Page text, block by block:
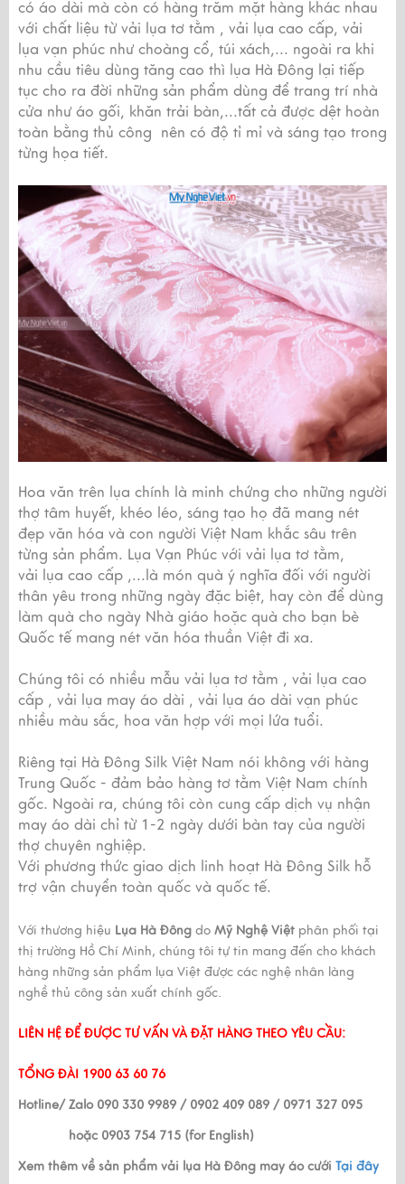
có áo dài mà còn có hàng trăm mặt hàng khác nhau
với chất liệu từ vải lụa tơ tằm , vải lụa cao cấp, vải
lụa vạn phúc như choàng cổ, túi xách,... ngoài ra khi
nhu cầu tiêu dùng tăng cao thì lụa Hà Đông lại tiếp
tục cho ra đời những sản phẩm dùng để trang trí nhà
cửa như áo gối, khăn trải bàn,...tất cả được dệt hoàn
toàn bằng thủ công nên có độ tỉ mỉ và sáng tạo trong
từng họa tiết.
Hoa văn trên lụa chính là minh chứng cho những người
thợ tâm huyết, khéo léo, sáng tạo họ đã mang nét
đẹp văn hóa và con người Việt Nam khắc sâu trên
từng sản phẩm. Lụa Vạn Phúc với vải lụa tơ tằm,
vải lụa cao cấp ,...là món quà ý nghĩa đối với người
thân yêu trong những ngày đặc biệt, hay còn để dùng
làm quà cho ngày Nhà giáo hoặc quà cho bạn bè
Quốc tế mang nét văn hóa thuần Việt đi xa.
Chúng tôi có nhiều mẫu vải lụa tơ tằm , vải lụa cao
cấp , vải lụa may áo dài , vải lụa áo dài vạn phúc
nhiều màu sắc, hoa văn hợp với mọi lứa tuổi.
Riêng tại Hà Đông Silk Việt Nam nói không với hàng
Trung Quốc - đảm bảo hàng tơ tằm Việt Nam chính
gốc. Ngoài ra, chúng tôi còn cung cấp dịch vụ nhận
may áo dài chỉ từ 1-2 ngày dưới bàn tay của người
thợ chuyên nghiệp.
Với phương thức giao dịch linh hoạt Hà Đông Silk hỗ
trợ vận chuyển toàn quốc và quốc tế.
Với thương hiệu Lụa Hà Đông do Mỹ Nghệ Việt phân phối tại
thị trường Hồ Chí Minh, chúng tôi tự tin mang đến cho khách
hàng những sản phẩm lụa Việt được các nghệ nhân làng
nghề thủ công sản xuất chính gốc.
LIÊN HỆ ĐỂ ĐƯỢC TƯ VẤN VÀ ĐẶT HÀNG THEO YÊU CẦU:
TỔNG ĐÀI 1900 63 60 76
Hotline/ Zalo 090 330 9989 / 0902 409 089 / 0971 327 095
hoặc 0903 754 715 (for English)
Xem thêm về sản phẩm vải lụa Hà Đông may áo cưới Tại đây